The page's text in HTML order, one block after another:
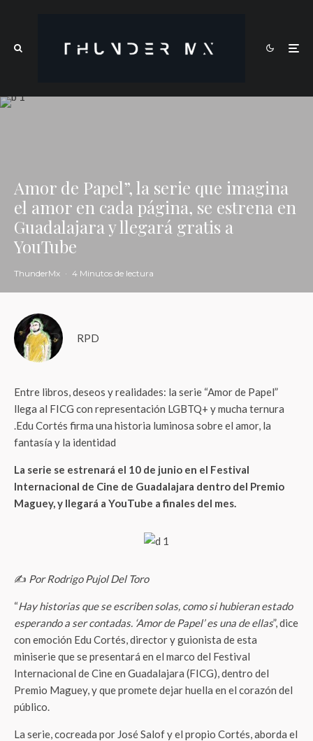
Amor de Papel”, la serie que imagina
el amor en cada página, se estrena en
Guadalajara y llegará gratis a
YouTube
ThunderMx · 4 Minutos de lectura
RPD
Entre libros, deseos y realidades: la serie “Amor de Papel”
llega al FICG con representación LGBTQ+ y mucha ternura
.Edu Cortés firma una historia luminosa sobre el amor, la
fantasía y la identidad
La serie se estrenará el 10 de junio en el Festival
Internacional de Cine de Guadalajara dentro del Premio
Maguey, y llegará a YouTube a finales del mes.
✍️ Por Rodrigo Pujol Del Toro
“Hay historias que se escriben solas, como si hubieran estado
esperando a ser contadas. ‘Amor de Papel’ es una de ellas”, dice
con emoción Edu Cortés, director y guionista de esta
miniserie que se presentará en el marco del Festival
Internacional de Cine en Guadalajara (FICG), dentro del
Premio Maguey, y que promete dejar huella en el corazón del
público.
La serie, cocreada por José Salof y el propio Cortés, aborda el